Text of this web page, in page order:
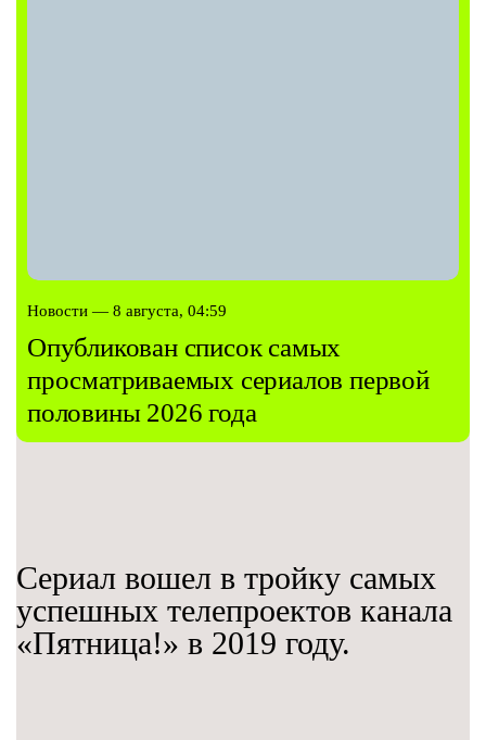
Новости — 8 августа, 04:59
Опубликован список самых
просматриваемых сериалов первой
половины 2026 года
Сериал вошел в тройку самых
успешных телепроектов канала
«Пятница!» в 2019 году.